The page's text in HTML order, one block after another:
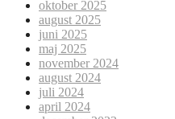
oktober 2025
august 2025
juni 2025
maj 2025
november 2024
august 2024
juli 2024
april 2024